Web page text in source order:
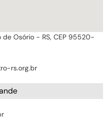
de Osório - RS, CEP 95520-
rs.org.br